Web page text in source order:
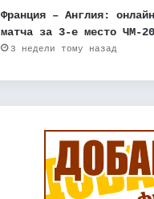
Франция – Англия:
матча за 3-е место ЧМ-
3 недели тому назад